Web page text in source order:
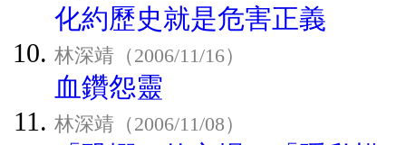
化約歷史就是危害正義
林深靖（2006/11/16）
血鑽怨靈
林深靖（2006/11/08）